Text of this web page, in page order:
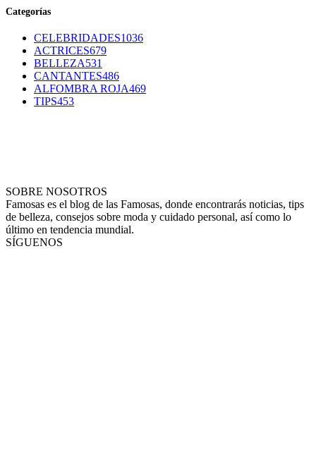
Categorías
CELEBRIDADES1036
ACTRICES679
BELLEZA531
CANTANTES486
ALFOMBRA ROJA469
TIPS453
SOBRE NOSOTROS
Famosas es el blog de las Famosas, donde encontrarás noticias, tips
de belleza, consejos sobre moda y cuidado personal, así como lo
último en tendencia mundial.
SÍGUENOS